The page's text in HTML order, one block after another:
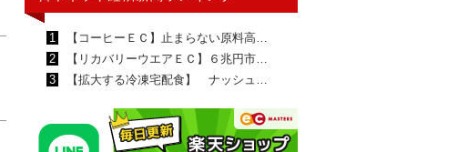
1
【コーヒーＥＣ】止まらない原料高…
2
【リカバリーウエアＥＣ】６兆円市…
3
【拡大する冷凍宅配食】 ナッシュ…